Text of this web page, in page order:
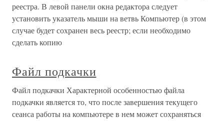
реестра. В левой панели окна редактора следует
установить указатель мыши на ветвь Компьютер (в этом
случае будет сохранен весь реестр; если необходимо
сделать копию
Файл подкачки
Файл подкачки Характерной особенностью файла
подкачки является то, что после завершения текущего
сеанса работы на компьютере в нем может сохраняться